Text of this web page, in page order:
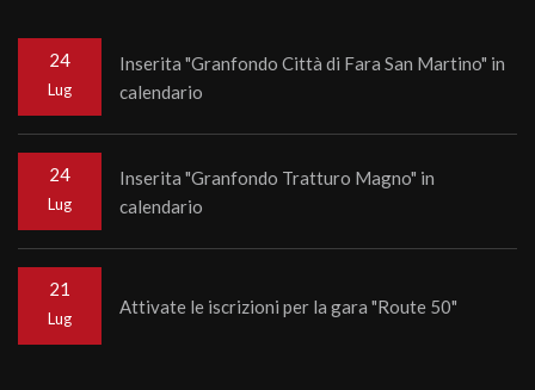
24
Lug
Inserita "Granfondo Città di Fara San Martino" in
calendario
24
Lug
Inserita "Granfondo Tratturo Magno" in
calendario
21
Lug
Attivate le iscrizioni per la gara "Route 50"